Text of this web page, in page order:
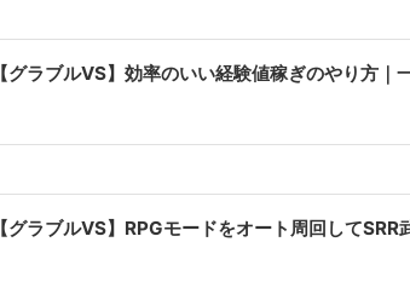
【グラブルVS】効率のいい経験値稼ぎのやり方
【グラブルVS】RPGモードをオート周回して